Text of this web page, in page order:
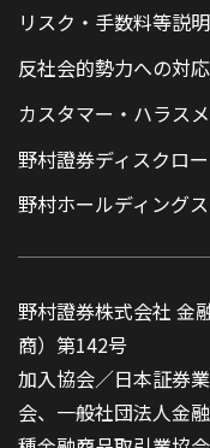
リスク・手数料等説
反社会的勢力への対
カスタマー・ハラス
野村證券ディスクロ
野村ホールディング
野村證券株式会社 金
商）第142号
加入協会／日本証券
会、一般社団法人金